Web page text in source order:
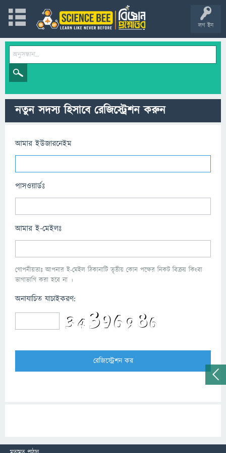
লগ ইন
নতুন সদস্য হিসাবে রেজিস্ট্রেশন করুন
আমার ইউজারনেইম
পাসওয়ার্ডঃ
আমার ই-মেইলঃ
গোপনীয়তাঃ আপনার ই-মেইল ঠিকানাটি তৃতীয় কোন পক্ষের নিকট বিক্রয় কিংবা
ভাগাভাগি করা হবে না ।
অনাযাচিত যাচাইকরণ: